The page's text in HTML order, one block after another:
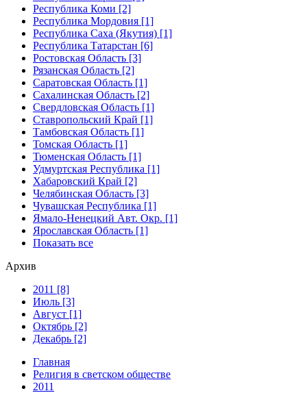
Республика Коми [2]
Республика Мордовия [1]
Республика Саха (Якутия) [1]
Республика Татарстан [6]
Ростовская Область [3]
Рязанская Область [2]
Саратовская Область [1]
Сахалинская Область [2]
Свердловская Область [1]
Ставропольский Край [1]
Тамбовская Область [1]
Томская Область [1]
Тюменская Область [1]
Удмуртская Республика [1]
Хабаровский Край [2]
Челябинская Область [3]
Чувашская Республика [1]
Ямало-Ненецкий Авт. Окр. [1]
Ярославская Область [1]
Показать все
Архив
2011 [8]
Июль [3]
Август [1]
Октябрь [2]
Декабрь [2]
Главная
Религия в светском обществе
2011